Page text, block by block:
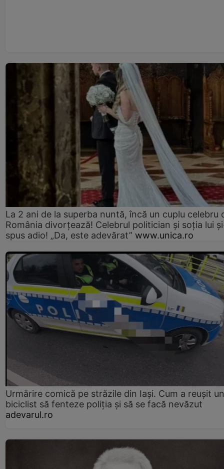
La 2 ani de la superba nuntă, încă un cuplu celebru
România divorțează! Celebrul politician și soția lui
spus adio! „Da, este adevărat” www.unica.ro
Urmărire comică pe străzile din Iași. Cum a reușit un
biciclist să fenteze poliția și să se facă nevăzut
adevarul.ro